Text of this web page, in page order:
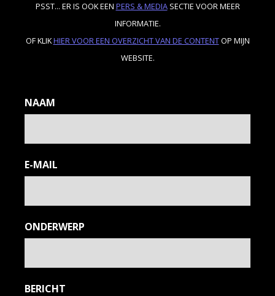
PSST... ER IS OOK EEN PERS & MEDIASECTIE VOOR MEER
INFORMATIE.
OF KLIKHIER VOOR EEN OVERZICHT VAN DE CONTENTOP MIJN
WEBSITE.
NAAM
E-MAIL
ONDERWERP
BERICHT